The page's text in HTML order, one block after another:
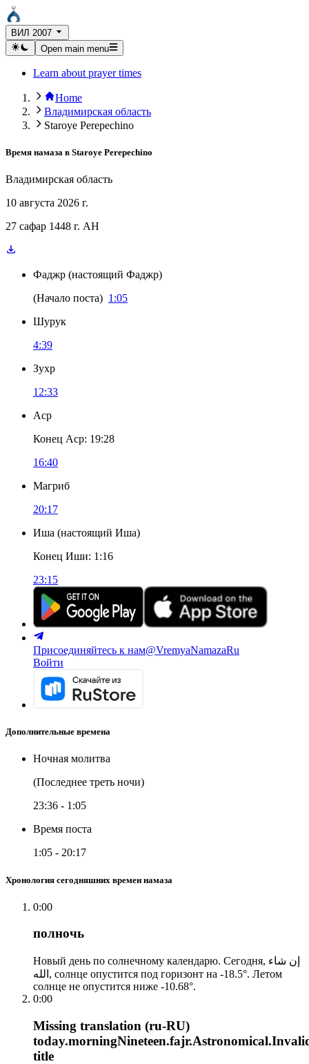
ВИЛ 2007
Open main menu
Learn about prayer times
Home
Владимирская область
Staroye Perepechino
Время намаза в Staroye Perepechino
Владимирская область
10 августа 2026 г.
27 сафар 1448 г. AH
Фаджр (настоящий Фаджр)
(Начало поста) 1:05
Шурук
4:39
Зухр
12:33
Аср
Конец Аср: 19:28
16:40
Магриб
20:17
Иша (настоящий Иша)
Конец Иши: 1:16
23:15
Присоединяйтесь к нам@VremyaNamazaRu
Войти
Дополнительные времена
Ночная молитва
(Последнее треть ночи)
23:36 - 1:05
Время поста
1:05 - 20:17
Хронология сегодняшних времен намаза
0:00
полночь
Новый день по солнечному календарю. Сегодня, إن شاء
الله, солнце опустится под горизонт на -18.5°. Летом
солнце не опустится ниже -10.68°.
0:00
Missing translation (ru-RU)
title